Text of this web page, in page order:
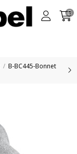
0
B-BC445-Bonnet